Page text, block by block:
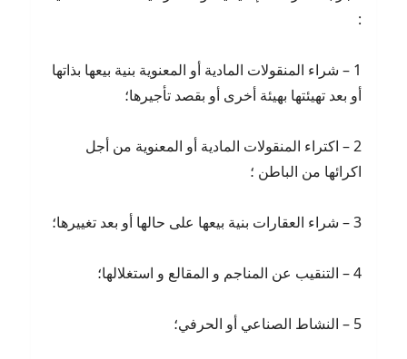
:
1 – شراء المنقولات المادية أو المعنوية بنية بيعها بذاتها
أو بعد تهيئتها بهيئة أخرى أو بقصد تأجيرها؛
2 – اكتراء المنقولات المادية أو المعنوية من أجل
اكرائها من الباطن ؛
3 – شراء العقارات بنية بيعها على حالها أو بعد تغييرها؛
4 – التنقيب عن المناجم و المقالع و استغلالها؛
5 – النشاط الصناعي أو الحرفي؛